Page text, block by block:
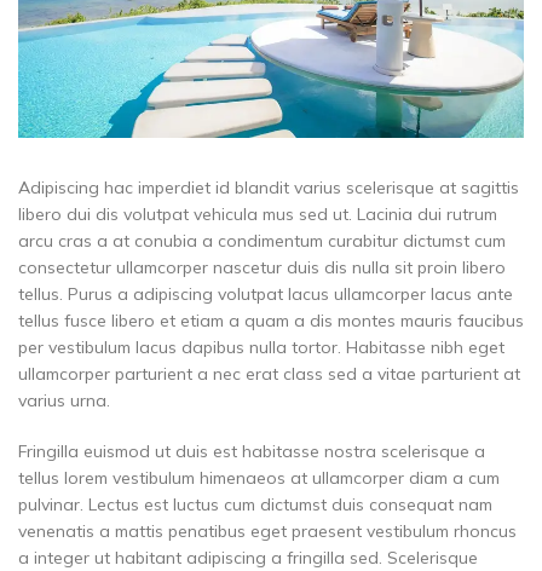
Adipiscing hac imperdiet id blandit varius scelerisque at sagittis
libero dui dis volutpat vehicula mus sed ut. Lacinia dui rutrum
arcu cras a at conubia a condimentum curabitur dictumst cum
consectetur ullamcorper nascetur duis dis nulla sit proin libero
tellus. Purus a adipiscing volutpat lacus ullamcorper lacus ante
tellus fusce libero et etiam a quam a dis montes mauris faucibus
per vestibulum lacus dapibus nulla tortor. Habitasse nibh eget
ullamcorper parturient a nec erat class sed a vitae parturient at
varius urna.
Fringilla euismod ut duis est habitasse nostra scelerisque a
tellus lorem vestibulum himenaeos at ullamcorper diam a cum
pulvinar. Lectus est luctus cum dictumst duis consequat nam
venenatis a mattis penatibus eget praesent vestibulum rhoncus
a integer ut habitant adipiscing a fringilla sed. Scelerisque